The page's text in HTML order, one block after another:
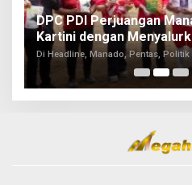
DPC PDI Perjuangan
Kartini dengan
Di Headline, Manado, Pentas, Politik